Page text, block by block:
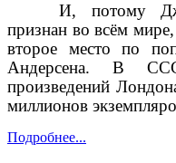
И, потому
признан во всём
второе место по
Андерсена. В
произведений
миллионов
Подробнее...